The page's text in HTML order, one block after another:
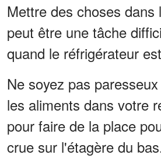
Mettre des choses dans
peut être une tâche
quand le réfrigérateur
Ne soyez pas
les aliments dans votre
pour faire de la place
crue sur l'étagère du